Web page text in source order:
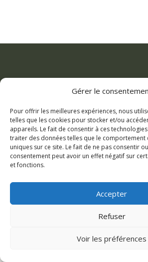
Gérer le
Pour offrir les meilleures expériences, nous
telles que les cookies pour stocker et/ou
appareils. Le fait de consentir à ces
traiter des données telles que le comportement
uniques sur ce site. Le fait de ne pas consentir
consentement peut avoir un effet négatif sur
et fonctions.
Accepter
Refuser
Voir les préférences
« La photographie de
de figer l’éphémère pour
souvenir éternel.